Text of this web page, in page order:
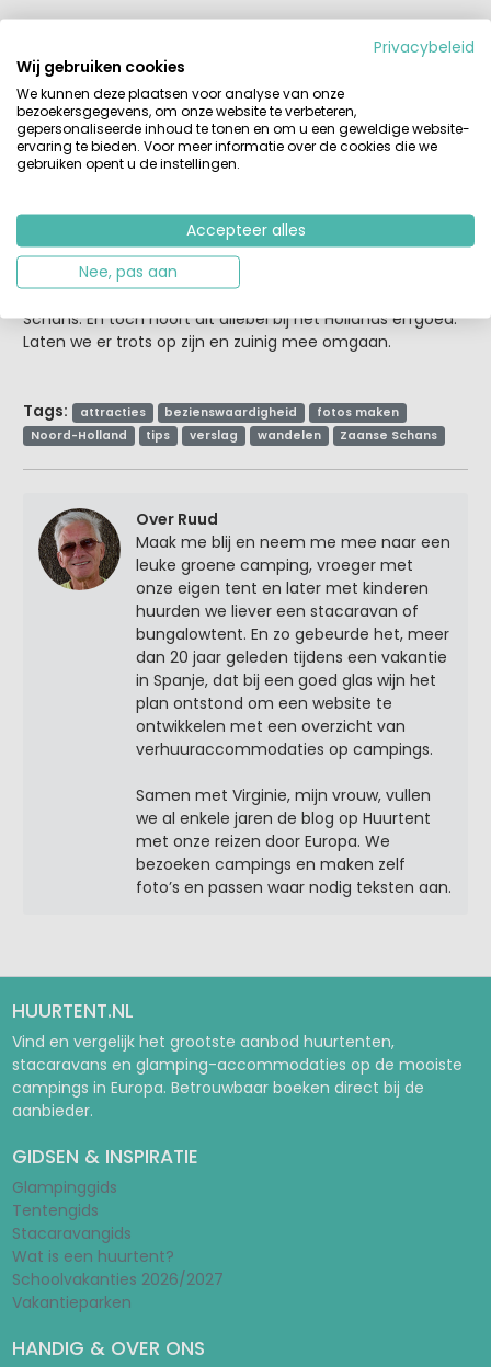
Een wereld van verschil… van de rust en ruimte van het
weideland naar de toeristische drukte van de Zaanse
Schans. En toch hoort dit allebei bij het Hollands erfgoed.
Laten we er trots op zijn en zuinig mee omgaan.
Tags: attracties bezienswaardigheid
fotos maken
Noord-Holland
tips verslag wandelen Zaanse Schans
Over Ruud
Maak me blij en neem me mee naar een
leuke groene camping, vroeger met
onze eigen tent en later met kinderen
huurden we liever een stacaravan of
bungalowtent. En zo gebeurde het, meer
dan 20 jaar geleden tijdens een vakantie
in Spanje, dat bij een goed glas wijn het
plan ontstond om een website te
ontwikkelen met een overzicht van
verhuuraccommodaties op campings.
Samen met Virginie, mijn vrouw, vullen
we al enkele jaren de blog op Huurtent
met onze reizen door Europa. We
bezoeken campings en maken zelf
foto’s en passen waar nodig teksten aan.
HUURTENT.NL
Vind en vergelijk het grootste aanbod huurtenten,
stacaravans en glamping-accommodaties op de mooiste
campings in Europa. Betrouwbaar boeken direct bij de
aanbieder.
GIDSEN & INSPIRATIE
Glampinggids
Tentengids
Stacaravangids
Wat is een huurtent?
Schoolvakanties 2026/2027
Vakantieparken
HANDIG & OVER ONS
Privacybeleid
Wij gebruiken cookies
We kunnen deze plaatsen voor analyse van onze
bezoekersgegevens, om onze website te verbeteren,
gepersonaliseerde inhoud te tonen en om u een geweldige website-
ervaring te bieden. Voor meer informatie over de cookies die we
gebruiken opent u de instellingen.
Accepteer alles
Nee, pas aan